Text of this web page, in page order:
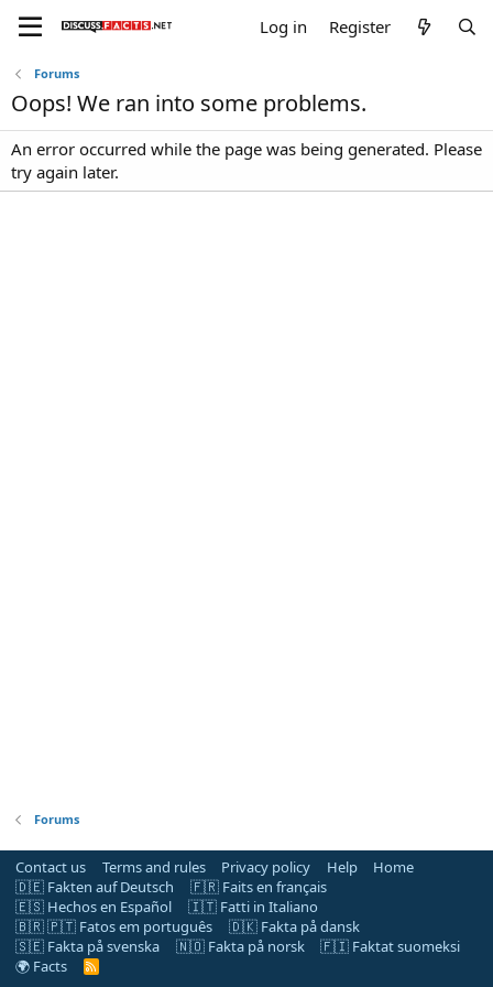
Log in Register
Forums
Oops! We ran into some problems.
An error occurred while the page was being generated. Please
try again later.
Forums
Contact us Terms and rules Privacy policy Help
Home
🇩🇪 Fakten auf Deutsch
🇫🇷 Faits en français
🇪🇸 Hechos en Español
🇮🇹 Fatti in Italiano
🇧🇷 🇵🇹 Fatos em português
🇩🇰 Fakta på dansk
🇸🇪 Fakta på svenska
🇳🇴 Fakta på norsk
🇫🇮 Faktat suomeksi
🌍 Facts
R